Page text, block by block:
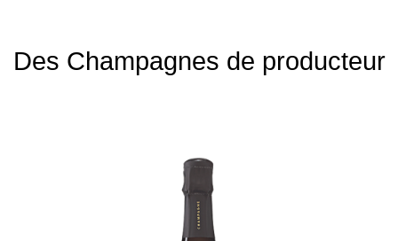
Des Champagnes de producteur